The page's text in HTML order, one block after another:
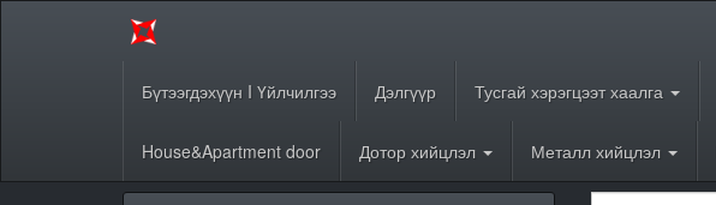
Бүтээгдэхүүн I Үйлчилгээ Дэлгүүр Тусгай хэрэгцээт хаалга
House&Apartment door Дотор хийцлэл Металл хийцлэл